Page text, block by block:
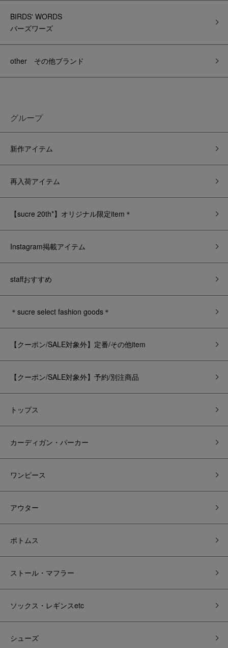
BIRDS' WORDS
バーズワーズ
other その他ブランド
グループ
新作アイテム
再入荷アイテム
【sucre 20th*】オリジナル限定item＊
Instagram掲載アイテム
staffおすすめ
＊sucre select fashion goods＊
【クーポン/SALE対象外】定番/その他item
【クーポン/SALE対象外】予約/別注商品
トップス
カーディガン・パーカー
ワンピース
アウター
ボトムス
ストール・マフラー
ソックス・レギンスetc
シューズ